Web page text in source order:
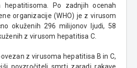
hepatitisoma.
Po zadnjih ocenah
organizacije (WHO) je z virusom
okuženih 296 milijonov ljudi, 58
z virusom hepatitisa C.
z virusoma hepatitisa B in C,